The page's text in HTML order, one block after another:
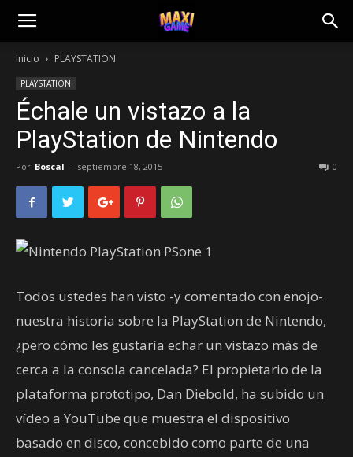
Inicio PLAYSTATION
PLAYSTATION
Échale un vistazo a la
PlayStation de Nintendo
Por Boscal - septiembre 18, 2015 0
Todos ustedes han visto -y comentado con enojo-
nuestra historia sobre la PlayStation de Nintendo,
¿pero cómo les gustaría echar un vistazo más de
cerca a la consola cancelada? El propietario de la
plataforma prototipo, Dan Diebold, ha subido un
vídeo a YouTube que muestra el dispositivo
basado en disco, concebido como parte de una